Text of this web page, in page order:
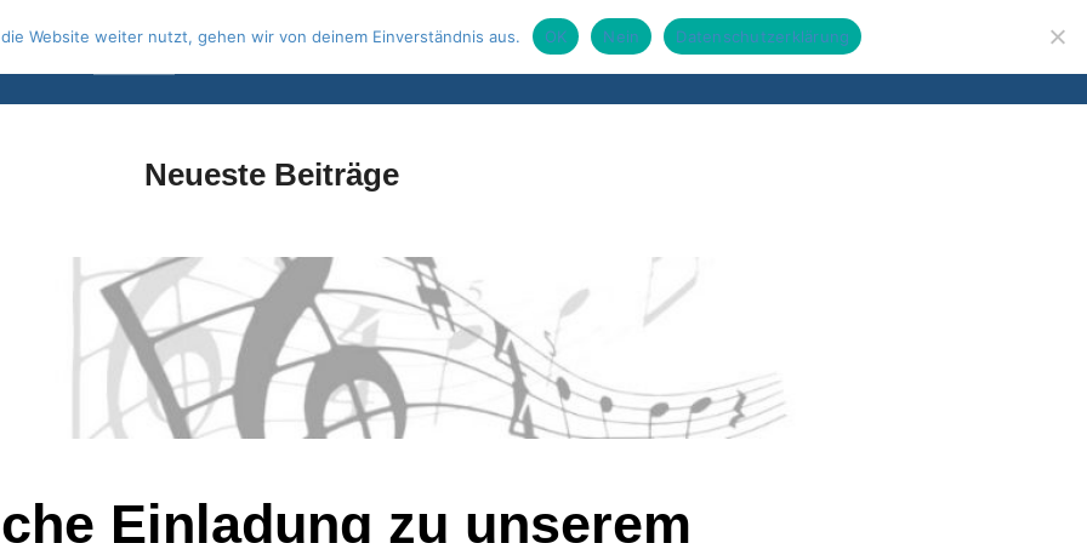
Kontodaten Kontakt Das sind wir Termine
nach:
Neueste Beiträge
Einladung zu unserem
Website weiter nutzt, gehen wir von deinem Einverständnis aus. OK Nein Datenschutzerklärung